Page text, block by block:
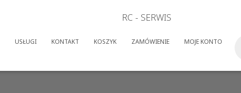
RC - SERWIS
USŁUGI KONTAKT KOSZYK ZAMÓWIENIE MOJE KONTO